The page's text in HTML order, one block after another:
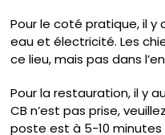
Pour le coté pratique, il y
eau et électricité. Les
ce lieu, mais pas dans
Pour la restauration, il y
CB n’est pas prise,
poste est à 5-10 minutes